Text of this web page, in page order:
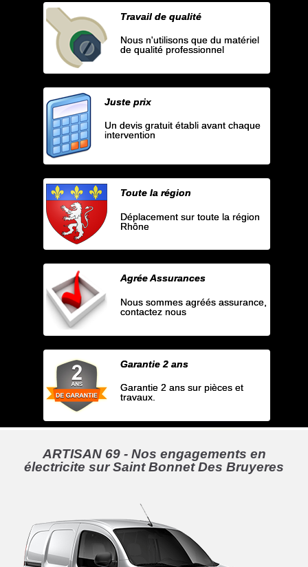
Travail de qualité
Nous n'utilisons que du matériel
de qualité professionnel
Juste prix
Un devis gratuit établi avant chaque
intervention
Toute la région
Déplacement sur toute la région
Rhône
Agrée Assurances
Nous sommes agréés assurance,
contactez nous
Garantie 2 ans
Garantie 2 ans sur pièces et
travaux.
ARTISAN 69 - Nos engagements en
électricite sur Saint Bonnet Des Bruyeres